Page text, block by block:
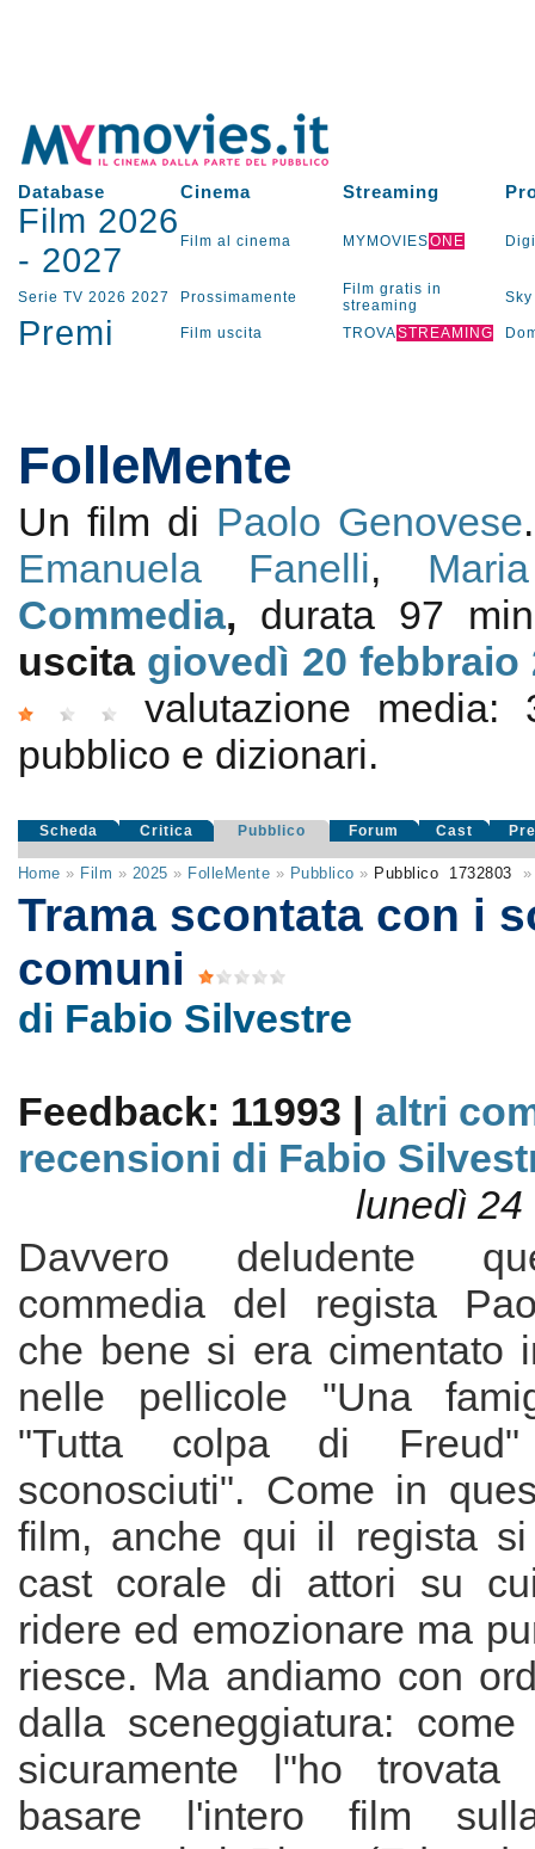
Database Cinema Streaming
Film 2026
- 2027 Film al cinema MYMOVIESONE
Serie TV 2026 2027 Prossimamente
Film gratis in
streaming
Sky
Premi Film uscita TROVASTREAMING
FolleMente
Un film di Paolo Genovese
Emanuela Fanelli,
Commedia, durata 97
uscita giovedì 20 febbraio
valutazione media:
pubblico e dizionari.
Scheda Critica Pubblico Forum Cast
Home » Film » 2025 » FolleMente » Pubblico » Pubblico 1732803 »
Trama scontata con i
comuni
di Fabio Silvestre
Feedback: 11993 | altri
recensioni di Fabio
lunedì 24
Davvero deludente
commedia del regista
che bene si era cimentato
nelle pellicole "Una
"Tutta colpa di
sconosciuti". Come in
film, anche qui il regista
cast corale di attori su
ridere ed emozionare ma
riesce. Ma andiamo con
dalla sceneggiatura:
sicuramente l"ho trovata
basare l'intero film